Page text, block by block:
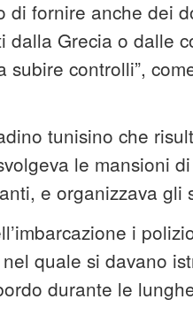
di fornire anche dei
Grecia o dalle
subire controlli”,
tunisino che
le mansioni
e organizzava gli
i
quale si davano
durante le